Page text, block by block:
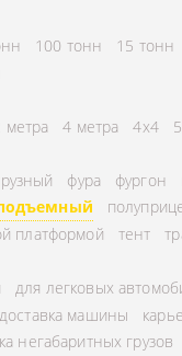
100 тонн 15 тонн
метра 4 метра 4x4
фура фургон
платформой тент
для легковых
доставка машины
негабаритных грузов